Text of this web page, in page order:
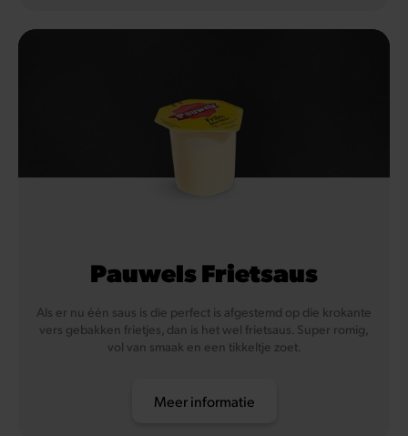
Pauwels Frietsaus
Als er nu één saus is die perfect is afgestemd op die krokante
vers gebakken frietjes, dan is het wel frietsaus. Super romig,
vol van smaak en een tikkeltje zoet.
Meer informatie